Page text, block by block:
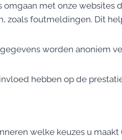
omgaan met onze
foutmeldingen. Dit
worden anoniem
hebben op de
welke keuzes u